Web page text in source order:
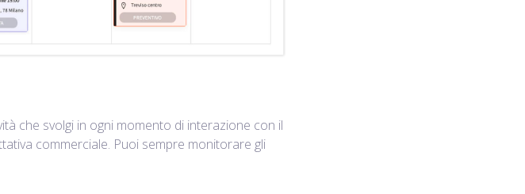
che svolgi in ogni momento di interazione con il
commerciale. Puoi sempre monitorare gli